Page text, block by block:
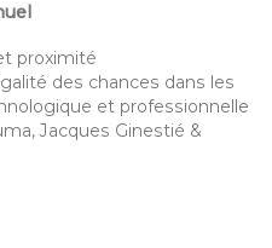
proximité
des chances dans les
et professionnelle
Jacques Ginestié &